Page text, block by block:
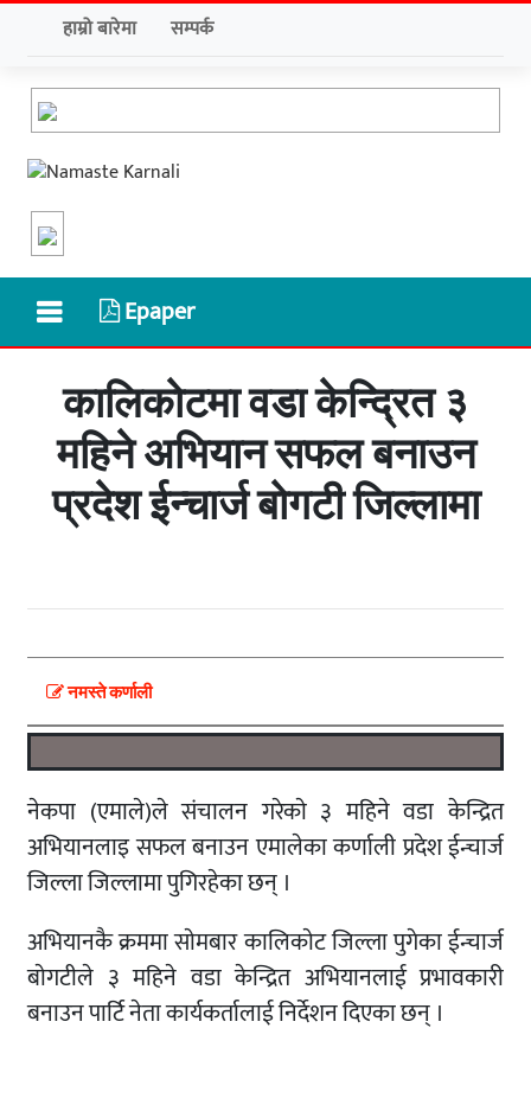
हाम्रो बारेमा सम्पर्क
Epaper
कालिकाेटमा वडा केन्द्रित ३
महिने अभियान सफल बनाउन
प्रदेश ईन्चार्ज बाेगटी जिल्लामा
नमस्ते कर्णाली
नेकपा (एमाले)ले संचालन गरेकाे ३ महिने वडा केन्द्रित
अभियानलाइ सफल बनाउन एमालेका कर्णाली प्रदेश ईन्चार्ज
जिल्ला जिल्लामा पुगिरहेका छन् ।
अभियानकै क्रममा साेमबार कालिकाेट जिल्ला पुगेका ईन्चार्ज
बाेगटीले ३ महिने वडा केन्द्रित अभियानलाई प्रभावकारी
बनाउन पार्टि नेता कार्यकर्तालाई निर्देशन दिएका छन् ।